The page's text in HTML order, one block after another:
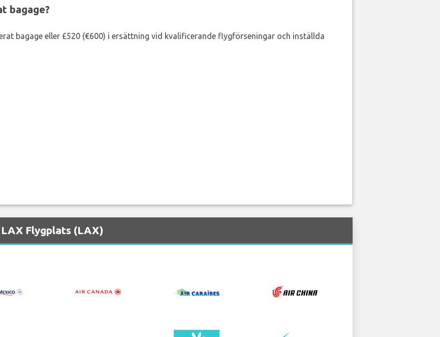
bagage?
bagage eller £520 (€600) i ersättning vid kvalificerande flygförseningar och inställda
Flygplats (LAX)